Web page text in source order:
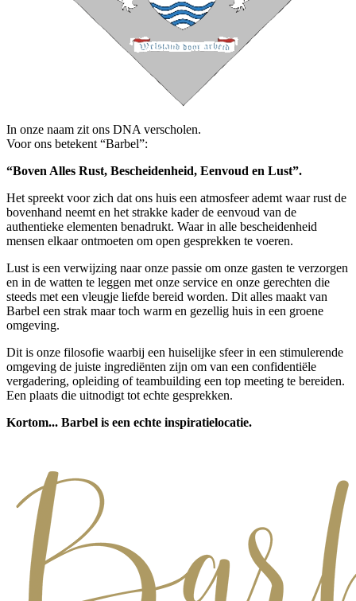
In onze naam zit ons DNA verscholen.
Voor ons betekent “Barbel”:
“Boven Alles Rust, Bescheidenheid, Eenvoud en Lust”.
Het spreekt voor zich dat ons huis een atmosfeer ademt waar rust de
bovenhand neemt en het strakke kader de eenvoud van de
authentieke elementen benadrukt. Waar in alle bescheidenheid
mensen elkaar ontmoeten om open gesprekken te voeren.
Lust is een verwijzing naar onze passie om onze gasten te verzorgen
en in de watten te leggen met onze service en onze gerechten die
steeds met een vleugje liefde bereid worden. Dit alles maakt van
Barbel een strak maar toch warm en gezellig huis in een groene
omgeving.
Dit is onze filosofie waarbij een huiselijke sfeer in een stimulerende
omgeving de juiste ingrediënten zijn om van een confidentiële
vergadering, opleiding of teambuilding een top meeting te bereiden.
Een plaats die uitnodigt tot echte gesprekken.
Kortom... Barbel is een echte inspiratielocatie.